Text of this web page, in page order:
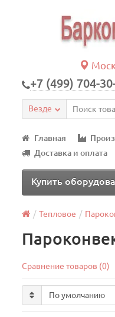
+7 (499) 704-
Везде
Главная
Доставка и оплата
Купить
Тепловое
Сравнение товаров (0)